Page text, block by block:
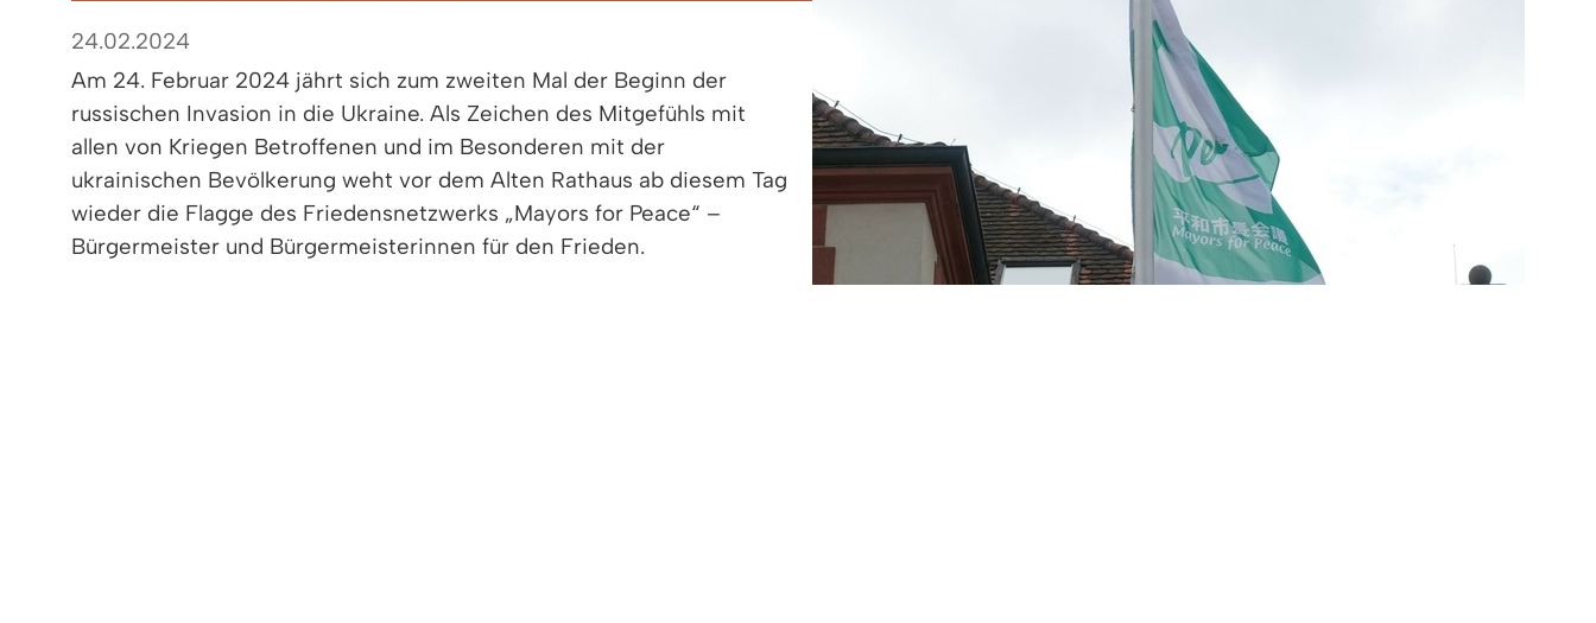
24.02.2024
Am 24. Februar 2024 jährt sich zum zweiten Mal der Beginn der
russischen Invasion in die Ukraine. Als Zeichen des Mitgefühls mit
allen von Kriegen Betroffenen und im Besonderen mit der
ukrainischen Bevölkerung weht vor dem Alten Rathaus ab diesem Tag
wieder die Flagge des Friedensnetzwerks „Mayors for Peace“ –
Bürgermeister und Bürgermeisterinnen für den Frieden.